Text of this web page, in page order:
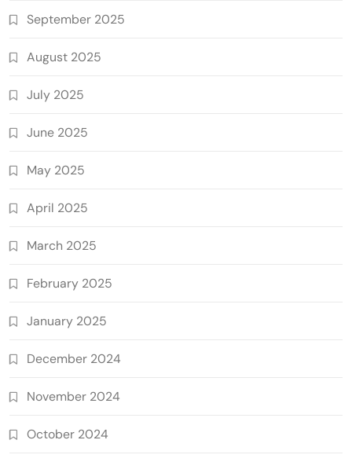
September 2025
August 2025
July 2025
June 2025
May 2025
April 2025
March 2025
February 2025
January 2025
December 2024
November 2024
October 2024